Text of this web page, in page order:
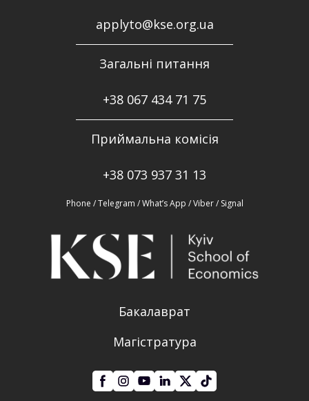
applyto@kse.org.ua
Загальні питання
+38 067 434 71 75
Приймальна комісія
+38 073 937 31 13
Phone / Telegram / What’s App / Viber / Signal
Бакалаврат
Магістратура